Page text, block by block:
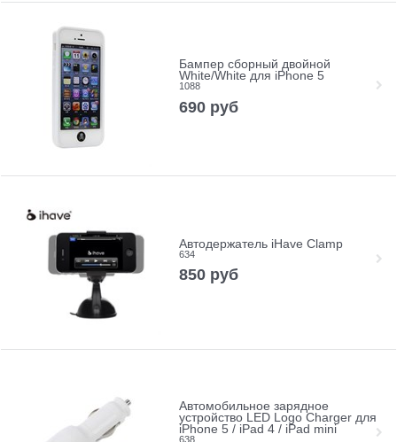
Бампер сборный двойной
White/White для iPhone 5
1088
690 руб
Автодержатель iHave Clamp
634
850 руб
Автомобильное зарядное
устройство LED Logo Charger для
iPhone 5 / iPad 4 / iPad mini
638